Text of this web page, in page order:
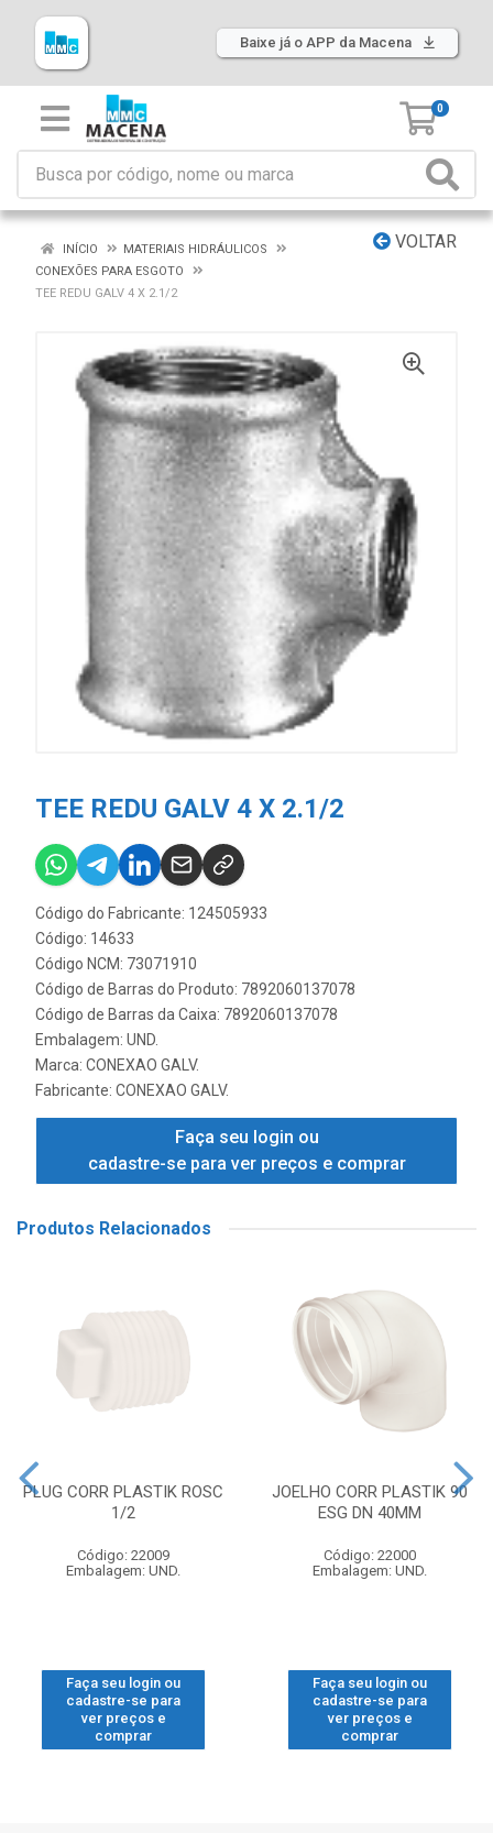
Baixe já o APP da Macena
0
VOLTAR
INÍCIO
MATERIAIS HIDRÁULICOS
CONEXÕES PARA ESGOTO
TEE REDU GALV 4 X 2.1/2
TEE REDU GALV 4 X 2.1/2
Código do Fabricante: 124505933
Código: 14633
Código NCM: 73071910
Código de Barras do Produto: 7892060137078
Código de Barras da Caixa: 7892060137078
Embalagem: UND.
Marca: CONEXAO GALV.
Fabricante: CONEXAO GALV.
Faça seu login ou
cadastre-se para ver preços e comprar
Produtos Relacionados
PLUG CORR PLASTIK ROSC
1/2
Código: 22009
Embalagem: UND.
Faça seu login ou
cadastre-se para
ver preços e
comprar
JOELHO CORR PLASTIK 90
ESG DN 40MM
Código: 22000
Embalagem: UND.
Faça seu login ou
cadastre-se para
ver preços e
comprar